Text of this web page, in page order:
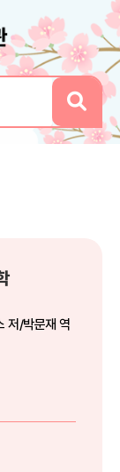
저/박문재 역